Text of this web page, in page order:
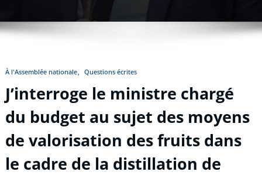
À l'Assemblée nationale Questions écrites
J’interroge le ministre chargé
du budget au sujet des moyens
de valorisation des fruits dans
le cadre de la distillation de